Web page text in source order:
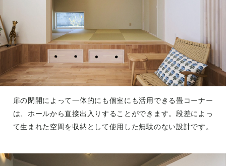
扉の閉開によって一体的にも個室にも活用できる畳コーナー
は、ホールから直接出入りすることができます。段差によっ
て生まれた空間を収納として使用した無駄のない設計です。